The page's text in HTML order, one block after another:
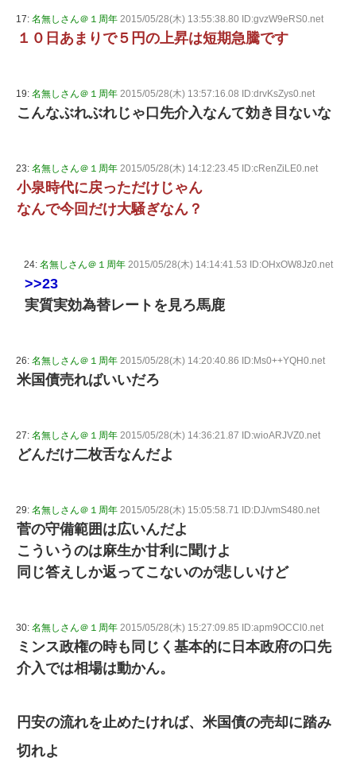
17: 名無しさん＠１周年 2015/05/28(木) 13:55:38.80 ID:gvzW9eRS0.net
１０日あまりで５円の上昇は短期急騰です
19: 名無しさん＠１周年 2015/05/28(木) 13:57:16.08 ID:drvKsZys0.net
こんなぶれぶれじゃ口先介入なんて効き目ないな
23: 名無しさん＠１周年 2015/05/28(木) 14:12:23.45 ID:cRenZiLE0.net
小泉時代に戻っただけじゃん
なんで今回だけ大騒ぎなん？
24: 名無しさん＠１周年 2015/05/28(木) 14:14:41.53 ID:OHxOW8Jz0.net
>>23
実質実効為替レートを見ろ馬鹿
26: 名無しさん＠１周年 2015/05/28(木) 14:20:40.86 ID:Ms0++YQH0.net
米国債売ればいいだろ
27: 名無しさん＠１周年 2015/05/28(木) 14:36:21.87 ID:wioARJVZ0.net
どんだけ二枚舌なんだよ
29: 名無しさん＠１周年 2015/05/28(木) 15:05:58.71 ID:DJ/vmS480.net
菅の守備範囲は広いんだよ
こういうのは麻生か甘利に聞けよ
同じ答えしか返ってこないのが悲しいけど
30: 名無しさん＠１周年 2015/05/28(木) 15:27:09.85 ID:apm9OCCl0.net
ミンス政権の時も同じく基本的に日本政府の口先
介入では相場は動かん。
円安の流れを止めたければ、米国債の売却に踏み
切れよ